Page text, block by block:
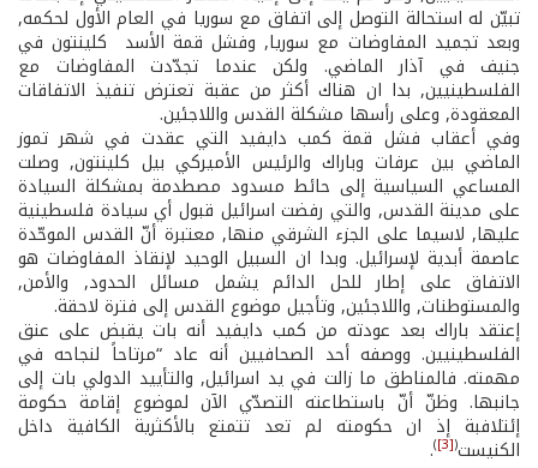
تبيّن له استحالة التوصل إلى اتفاق مع سوريا في العام الأول لحكمه,
وبعد تجميد المفاوضات مع سوريا, وفشل قمة الأسد ­ كلينتون في
جنيف في آذار الماضي. ولكن عندما تجدّدت المفاوضات مع
الفلسطينيين, بدا ان هناك أكثر من عقبة تعترض تنفيذ الاتفاقات
المعقودة, وعلى رأسها مشكلة القدس واللاجئين.
وفي أعقاب فشل قمة كمب دايفيد التي عقدت في شهر تموز
الماضي بين عرفات وباراك والرئيس الأميركي بيل كلينتون, وصلت
المساعي السياسية إلى حائط مسدود مصطدمة بمشكلة السيادة
على مدينة القدس, والتي رفضت اسرائيل قبول أي سيادة فلسطينية
عليها, لاسيما على الجزء الشرقي منها, معتبرة أنّ القدس الموحّدة
عاصمة أبدية لإسرائيل. وبدا ان السبيل الوحيد لإنقاذ المفاوضات هو
الاتفاق على إطار للحل الدائم يشمل مسائل الحدود, والأمن,
والمستوطنات, واللاجئين, وتأجيل موضوع القدس إلى فترة لاحقة.
إعتقد باراك بعد عودته من كمب دايفيد أنه بات يقبض على عنق
الفلسطينيين. ووصفه أحد الصحافيين أنه عاد “مرتاحاً لنجاحه في
مهمته. فالمناطق ما زالت في يد اسرائيل, والتأييد الدولي بات إلى
جانبها. وظنّ أنّ باستطاعته التصدّي الآن لموضوع إقامة حكومة
إئتلافبة إذ ان حكومته لم تعد تتمتع بالأكثرية الكافية داخل
الكنيست(
[3]
)
.